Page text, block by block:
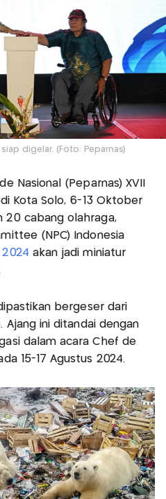
digelar. (Foto: Peparnas)
Nasional (Peparnas) XVII
Kota Solo, 6-13 Oktober
20 cabang olahraga,
(NPC) Indonesia
2024 akan jadi miniatur
bergeser dari
Ajang ini ditandai dengan
dalam acara Chef de
15-17 Agustus 2024.